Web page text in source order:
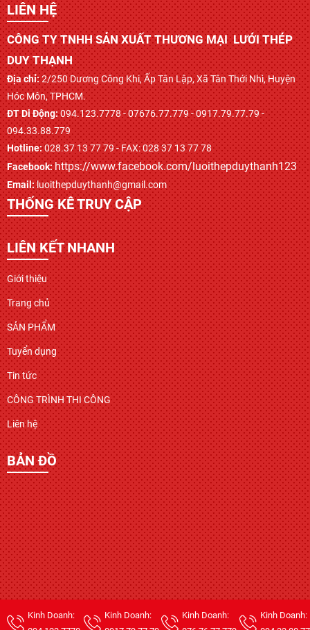
LIÊN HỆ
CÔNG TY TNHH SẢN XUẤT THƯƠNG MẠI LƯỚI THÉP
DUY THẠNH
Địa chỉ:2/250 Dương Công Khi, Ấp Tân Lập, Xã Tân Thới Nhì, Huyện
Hóc Môn, TPHCM.
ĐT Di Động:094.123.7778 - 07676.77.779 - 0917.79.77.79 -
094.33.88.779
Hotline:028.37 13 77 79 - FAX: 028 37 13 77 78
Facebook: https://www.facebook.com/luoithepduythanh123
Email:luoithepduythanh@gmail.com
THỐNG KÊ TRUY CẬP
LIÊN KẾT NHANH
Giới thiệu
Trang chủ
SẢN PHẨM
Tuyển dụng
Tin tức
CÔNG TRÌNH THI CÔNG
Liên hệ
BẢN ĐỒ
Kinh Doanh:
Kinh Doanh:
Kinh Doanh:
Kinh Doanh: